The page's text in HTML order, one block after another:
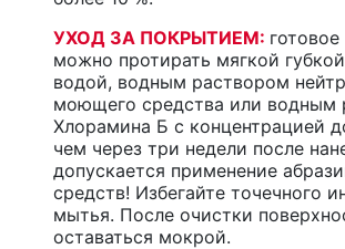
УХОД ЗА ПОКРЫТИЕМ:
можно протирать мягкой
водой, водным раствором
моющего средства или водным
Хлорамина Б с концентрацией
чем через три недели после
допускается применение
средств! Избегайте точечного
мытья. После очистки
оставаться мокрой.